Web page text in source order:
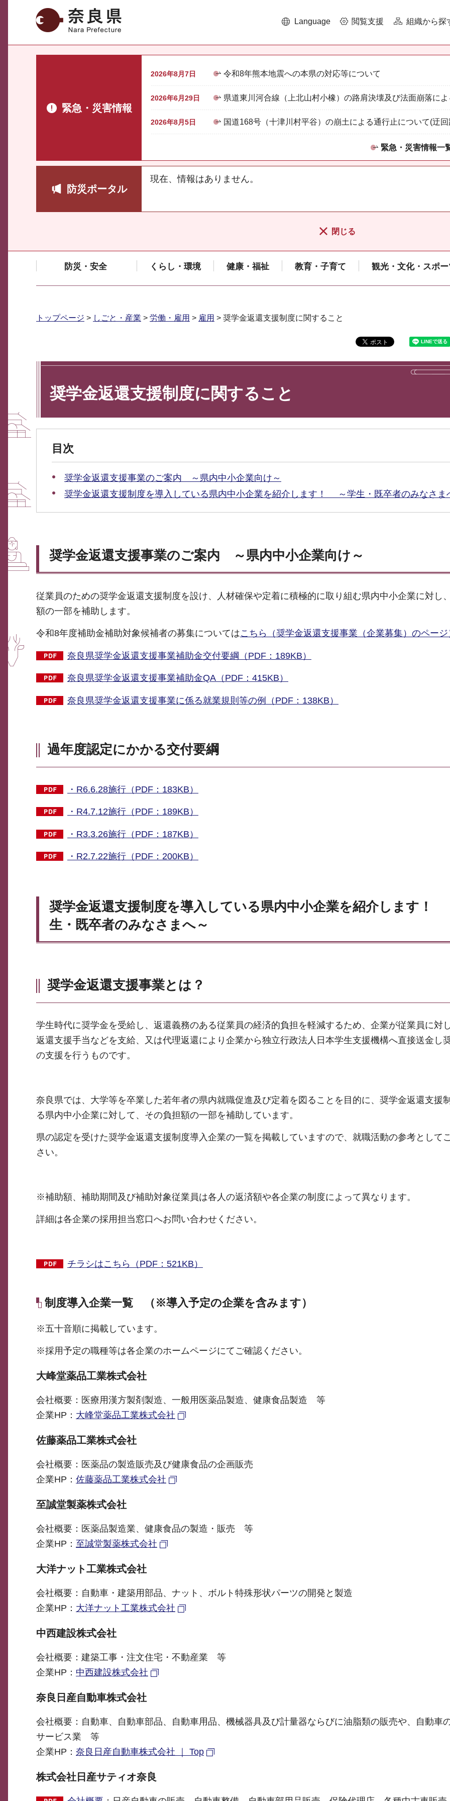
奈良県 Language 閲覧支援 組織から探
緊急・災害情報
2026年8月7日 令和8年熊本地震への本県の対応等について
2026年6月29日 県道東川河合線（上北山村小橡）の路肩決壊及び法面崩落に
2026年8月5日 国道168号（十津川村平谷）の崩土による通行止について(迂
緊急・災害情報一
防災ポータル
現在、情報はありません。
閉じる
防災・安全 くらし・環境 健康・福祉 教育・子育て 観光・文化・スポー
トップページ > しごと・産業 > 労働・雇用 > 雇用 > 奨学金返還支援制度に関すること
奨学金返還支援制度に関すること
目次
奨学金返還支援事業のご案内 ～県内中小企業向け～
奨学金返還支援制度を導入している県内中小企業を紹介します！ ～学生・既卒者のみなさ
奨学金返還支援事業のご案内 ～県内中小企業向け～
従業員のための奨学金返還支援制度を設け、人材確保や定着に積極的に取り組む県内中小企業に対し
額の一部を補助します。
令和8年度補助金補助対象候補者の募集についてはこちら（奨学金返還支援事業（企業募集）のページ
奈良県奨学金返還支援事業補助金交付要綱（PDF：189KB）
奈良県奨学金返還支援事業補助金QA（PDF：415KB）
奈良県奨学金返還支援事業に係る就業規則等の例（PDF：138KB）
過年度認定にかかる交付要綱
・R6.6.28施行（PDF：183KB）
・R4.7.12施行（PDF：189KB）
・R3.3.26施行（PDF：187KB）
・R2.7.22施行（PDF：200KB）
奨学金返還支援制度を導入している県内中小企業を紹介します！
生・既卒者のみなさまへ～
奨学金返還支援事業とは？
学生時代に奨学金を受給し、返還義務のある従業員の経済的負担を軽減するため、企業が従業員に対
返還支援手当などを支給、又は代理返還により企業から独立行政法人日本学生支援機構へ直接送金し
の支援を行うものです。
奈良県では、大学等を卒業した若年者の県内就職促進及び定着を図ることを目的に、奨学金返還支援
る県内中小企業に対して、その負担額の一部を補助しています。
県の認定を受けた奨学金返還支援制度導入企業の一覧を掲載していますので、就職活動の参考として
さい。
※補助額、補助期間及び補助対象従業員は各人の返済額や各企業の制度によって異なります。
詳細は各企業の採用担当窓口へお問い合わせください。
チラシはこちら（PDF：521KB）
制度導入企業一覧 （※導入予定の企業を含みます）
※五十音順に掲載しています。
※採用予定の職種等は各企業のホームページにてご確認ください。
大峰堂薬品工業株式会社
会社概要：医療用漢方製剤製造、一般用医薬品製造、健康食品製造 等
企業HP： 大峰堂薬品工業株式会社
佐藤薬品工業株式会社
会社概要：医薬品の製造販売及び健康食品の企画販売
企業HP： 佐藤薬品工業株式会社
至誠堂製薬株式会社
会社概要：医薬品製造業、健康食品の製造・販売 等
企業HP： 至誠堂製薬株式会社
大洋ナット工業株式会社
会社概要：自動車・建築用部品、ナット、ボルト特殊形状パーツの開発と製造
企業HP： 大洋ナット工業株式会社
中西建設株式会社
会社概要：建築工事・注文住宅・不動産業 等
企業HP： 中西建設株式会社
奈良日産自動車株式会社
会社概要：自動車、自動車部品、自動車用品、機械器具及び計量器ならびに油脂類の販売や、自動車
サービス業 等
企業HP： 奈良日産自動車株式会社 ｜ Top
株式会社日産サティオ奈良